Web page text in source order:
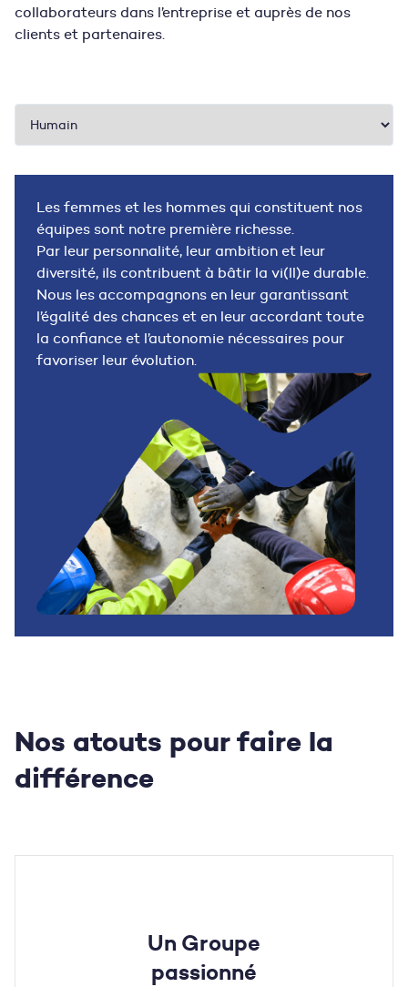
collaborateurs dans l’entreprise et auprès de nos
clients et partenaires.
Les femmes et les hommes qui constituent nos
équipes sont notre première richesse.
Par leur personnalité, leur ambition et leur
diversité, ils contribuent à bâtir la vi(ll)e durable.
Nous les accompagnons en leur garantissant
l’égalité des chances et en leur accordant toute
la confiance et l’autonomie nécessaires pour
favoriser leur évolution.
Nos atouts pour faire la
différence
Un Groupe
passionné